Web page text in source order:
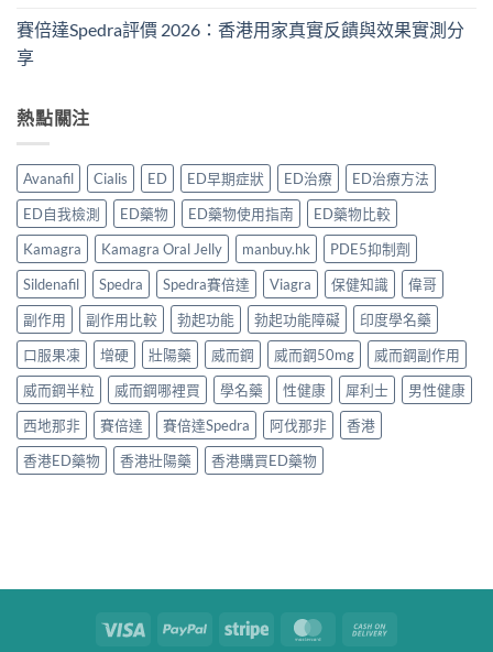
賽倍達Spedra評價 2026：香港用家真實反饋與效果實測分
享
熱點關注
Avanafil Cialis ED ED早期症狀 ED治療
ED治療方法
ED自我檢測
ED藥物 ED藥物使用指南
ED藥物比較
Kamagra
Kamagra Oral Jelly manbuy.hk
PDE5抑制劑
Sildenafil
Spedra Spedra賽倍達 Viagra 保健知識
偉哥
副作用
副作用比較 勃起功能 勃起功能障礙
印度學名藥
口服果凍
增硬 壯陽藥 威而鋼 威而鋼50mg
威而鋼副作用
威而鋼半粒
威而鋼哪裡買 學名藥 性健康 犀利士
男性健康
西地那非
賽倍達 賽倍達Spedra 阿伐那非
香港
香港ED藥物
香港壯陽藥 香港購買ED藥物
Visa PayPal Stripe MasterCard